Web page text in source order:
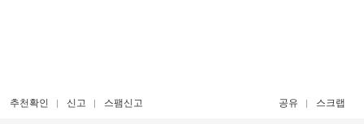
추천확인 신고 스팸신고 공유 스크랩